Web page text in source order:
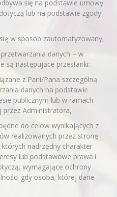
się na podstawie umowy
lub na podstawie zgody
w sposób zautomatyzowany;
danych – w
są następujące przesłanki:
z Pani/Pana szczególną
danych na podstawie
publicznym lub w ramach
przez Administratora,
do celów wynikających z
realizowanych przez stronę
nadrzędny charakter
lub podstawowe prawa i
wymagające ochrony
gdy osoba, której dane